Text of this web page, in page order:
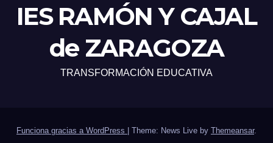
IES RAMÓN Y CAJAL
de ZARAGOZA
TRANSFORMACIÓN EDUCATIVA
Funciona gracias a WordPress Theme: News Live by Themeansar.